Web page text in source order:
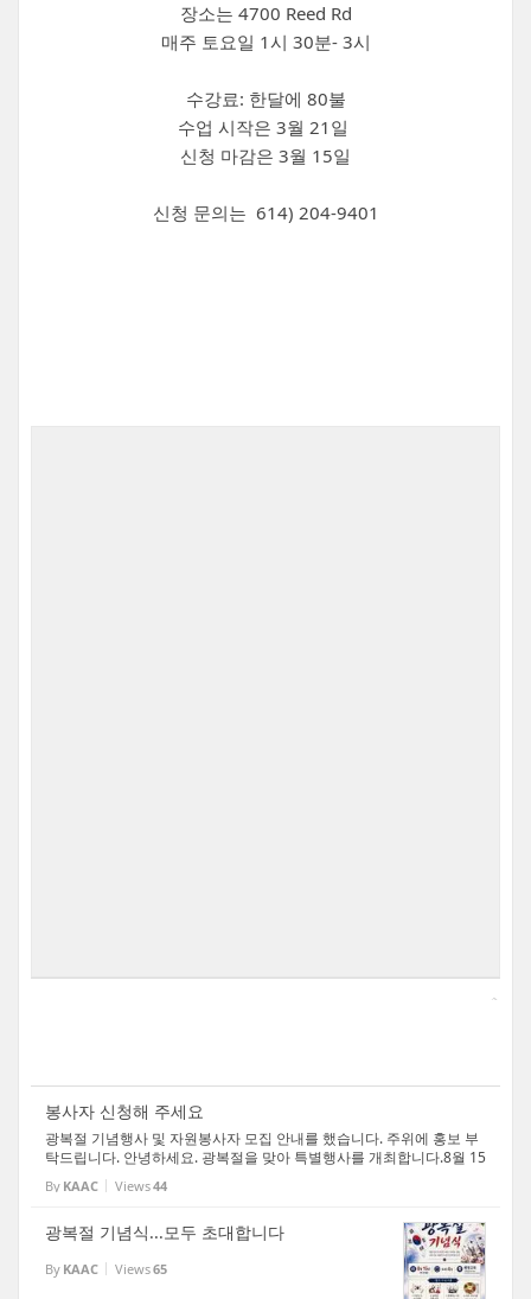
장소는 4700 Reed Rd
매주 토요일 1시 30분- 3시
수강료: 한달에 80불
수업 시작은 3월 21일
신청 마감은 3월 15일
신청 문의는 614) 204-9401
봉사자 신청해 주세요
광복절 기념행사 및 자원봉사자 모집 안내를 했습니다. 주위에 홍보 부
탁드립니다. 안녕하세요. 광복절을 맞아 특별행사를 개최합니다.8월 15
일(토) 오후 4시, 기념식, 특별공연, 저녁식사(한식)이 제공되니 많은 참
여를 부탁드립니다. 아울러 함께 도와주실 [...
By KAAC Views44
광복절 기념식...모두 초대합니다
By KAAC Views65